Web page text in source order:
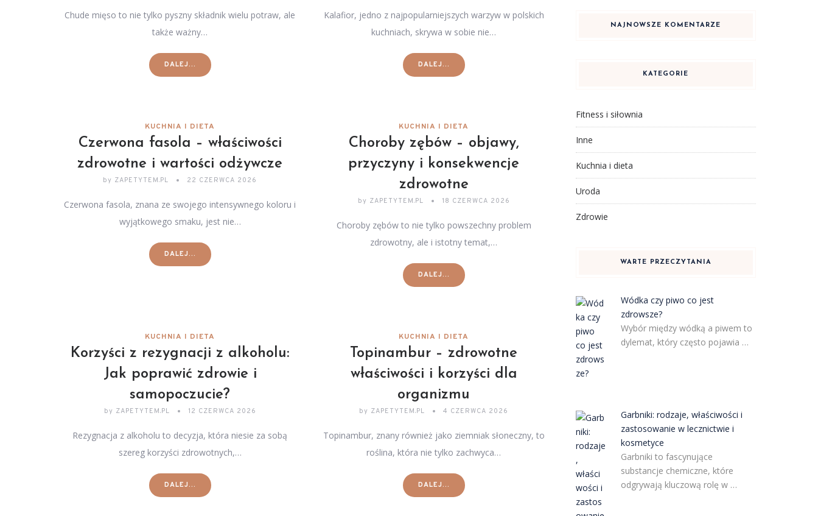
Chude mięso to nie tylko pyszny składnik wielu potraw, ale
także ważny…
DALEJ...
Kalafior, jedno z najpopularniejszych warzyw w polskich
kuchniach, skrywa w sobie nie…
DALEJ...
KUCHNIA I DIETA
Czerwona fasola – właściwości
zdrowotne i wartości odżywcze
by ZAPETYTEM.PL 22 CZERWCA 2026
Czerwona fasola, znana ze swojego intensywnego koloru i
wyjątkowego smaku, jest nie…
DALEJ...
KUCHNIA I DIETA
Choroby zębów – objawy,
przyczyny i konsekwencje
zdrowotne
by ZAPETYTEM.PL 18 CZERWCA 2026
Choroby zębów to nie tylko powszechny problem
zdrowotny, ale i istotny temat,…
DALEJ...
KUCHNIA I DIETA
Korzyści z rezygnacji z alkoholu:
Jak poprawić zdrowie i
samopoczucie?
by ZAPETYTEM.PL 12 CZERWCA 2026
Rezygnacja z alkoholu to decyzja, która niesie za sobą
szereg korzyści zdrowotnych,…
DALEJ...
KUCHNIA I DIETA
Topinambur – zdrowotne
właściwości i korzyści dla
organizmu
by ZAPETYTEM.PL 4 CZERWCA 2026
Topinambur, znany również jako ziemniak słoneczny, to
roślina, która nie tylko zachwyca…
DALEJ...
NAJNOWSZE KOMENTARZE
KATEGORIE
Fitness i siłownia
Inne
Kuchnia i dieta
Uroda
Zdrowie
WARTE PRZECZYTANIA
Wódka czy piwo co jest
zdrowsze?
Wybór między wódką a piwem to
dylemat, który często pojawia …
Garbniki: rodzaje, właściwości i
zastosowanie w lecznictwie i
kosmetyce
Garbniki to fascynujące
substancje chemiczne, które
odgrywają kluczową rolę w …